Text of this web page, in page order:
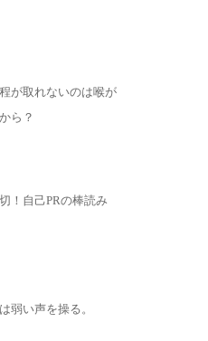
が取れないのは喉が
ら？
！自己PRの棒読み
弱い声を操る。